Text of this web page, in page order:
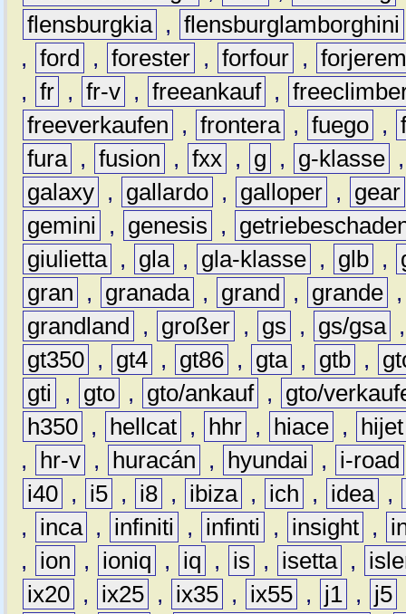
flensburgkia , flensburglamborghini
, ford , forester , forfour ,
, fr , fr-v , freeankauf ,
freeverkaufen
, frontera , fuego ,
fura , fusion , fxx , g , g-klasse
galaxy , gallardo , galloper ,
gear
gemini
, genesis ,
giulietta , gla , gla-klasse , glb ,
gran
, granada , grand , grande
grandland
, großer , gs , gs/gsa
gt350 , gt4 , gt86 , gta , gtb ,
gti
, gto , gto/ankauf ,
gto/
h350 , hellcat , hhr , hiace ,
hijet
,
hr-v , huracán , hyundai ,
i-road
i40 , i5 , i8 , ibiza , ich , idea ,
,
inca , infiniti , infinti , insight ,
,
ion , ioniq , iq , is , isetta ,
ix20 , ix25 , ix35 , ix55 , j1 , j5